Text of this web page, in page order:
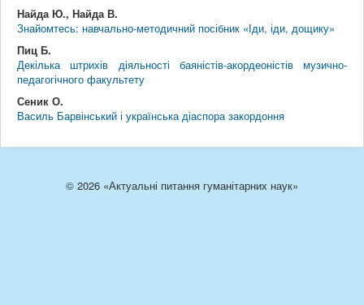
Найда Ю., Найда В.
Знайомтесь: навчально-методичний посібник «Іди, іди, дощику»
Пиц Б.
Декілька штрихів діяльності баяністів-акордеоністів музично-
педагогічного факультету
Сеник О.
Василь Барвінський і українська діаспора закордоння
© 2026 «Актуальні питання гуманітарних наук»